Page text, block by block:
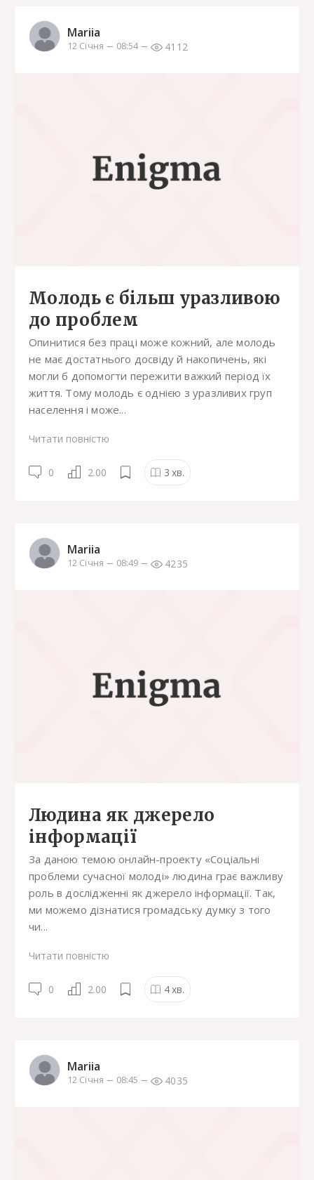
Mariia
12 Січня 08:54 4112
Молодь є більш уразливою
до проблем
Опинитися без праці може кожний, але молодь
не має достатнього досвіду й накопичень, які
могли б допомогти пережити важкий період їх
життя. Тому молодь є однією з уразливих груп
населення і може...
Читати повністю
0 2.00 3 хв.
Mariia
12 Січня 08:49 4235
Людина як джерело
інформації
За даною темою онлайн-проекту «Соціальні
проблеми сучасної молоді» людина грає важливу
роль в дослідженні як джерело інформації. Так,
ми можемо дізнатися громадську думку з того
чи...
Читати повністю
0 2.00 4хв.
Mariia
12 Січня 08:45 4035